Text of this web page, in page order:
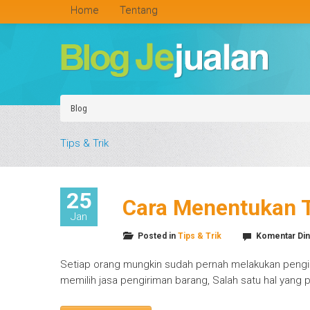
Home Tentang
Blog
Tips & Trik
25
Jan Cara Menentukan
Posted inTips & Trik Komentar
Setiap orang mungkin sudah pernah melakukan
memilih jasa pengiriman barang, Salah satu hal